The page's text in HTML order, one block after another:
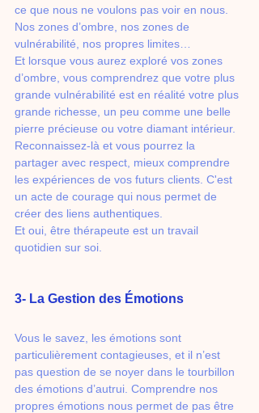
ce que nous ne voulons pas voir en nous.
Nos zones d’ombre, nos zones de
vulnérabilité, nos propres limites…
Et lorsque vous aurez exploré vos zones
d’ombre, vous comprendrez que votre plus
grande vulnérabilité est en réalité votre plus
grande richesse, un peu comme une belle
pierre précieuse ou votre diamant intérieur.
Reconnaissez-là et vous pourrez la
partager avec respect, mieux comprendre
les expériences de vos futurs clients. C'est
un acte de courage qui nous permet de
créer des liens authentiques.
Et oui, être thérapeute est un travail
quotidien sur soi.
3- La Gestion des Émotions
Vous le savez, les émotions sont
particulièrement contagieuses, et il n’est
pas question de se noyer dans le tourbillon
des émotions d’autrui. Comprendre nos
propres émotions nous permet de pas être